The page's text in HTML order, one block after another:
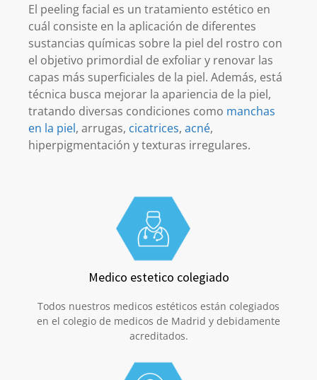
El peeling facial es un tratamiento estético en
cuál consiste en la aplicación de diferentes
sustancias químicas sobre la piel del rostro con
el objetivo primordial de exfoliar y renovar las
capas más superficiales de la piel. Además, está
técnica busca mejorar la apariencia de la piel,
tratando diversas condiciones como manchas
en la piel, arrugas, cicatrices, acné,
hiperpigmentación y texturas irregulares.
Medico estetico colegiado
Todos nuestros medicos estéticos están colegiados
en el colegio de medicos de Madrid y debidamente
acreditados.